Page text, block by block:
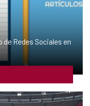
Redes Sociales en